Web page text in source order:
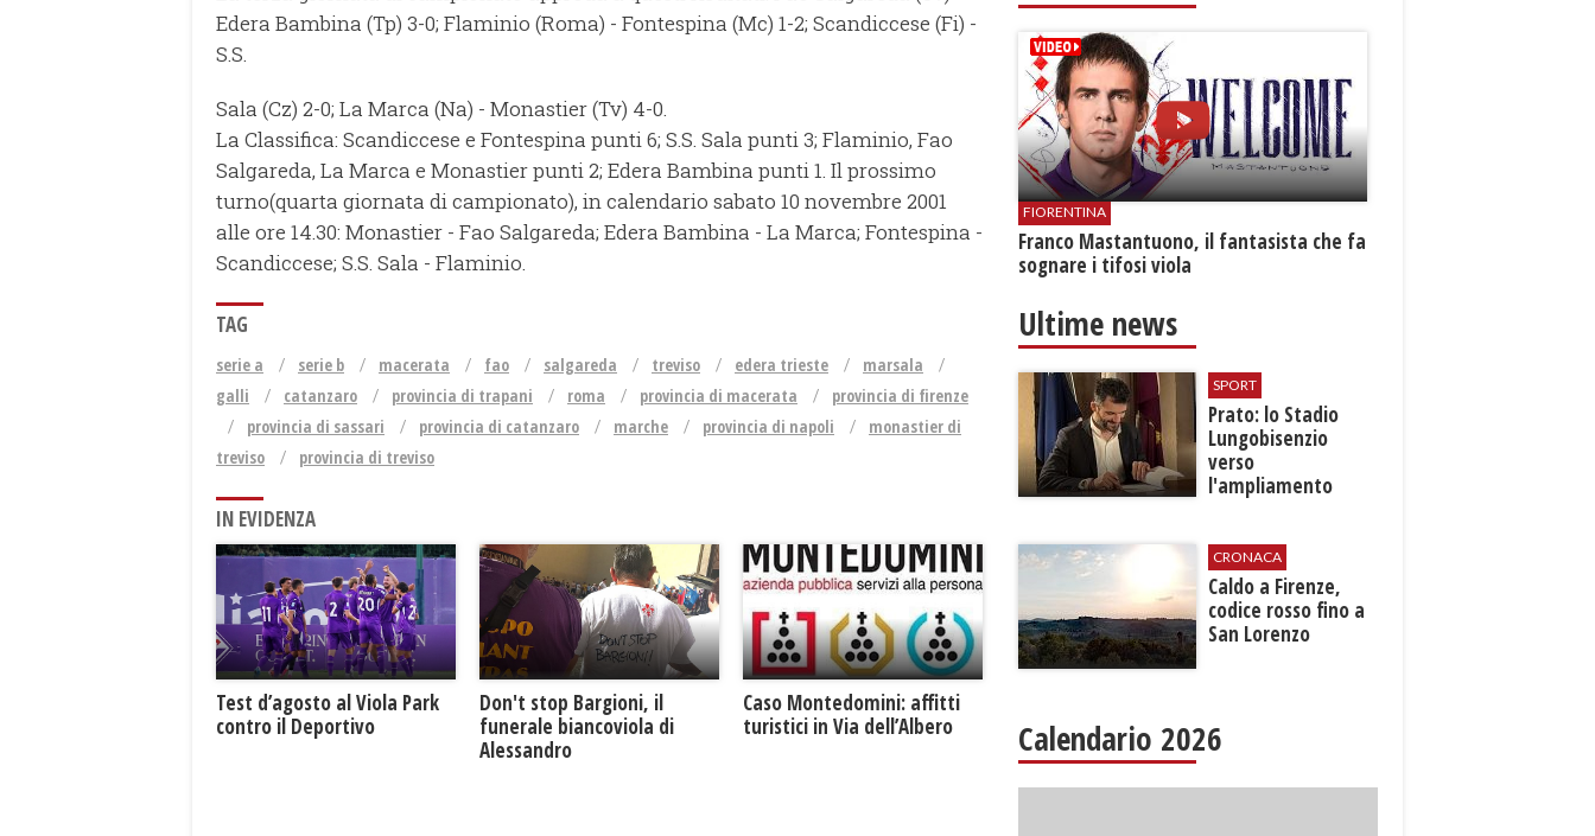
Edera Bambina (Tp) 3-0; Flaminio (Roma) - Fontespina (Mc) 1-2; Scandiccese (Fi) -
S.S.
Sala (Cz) 2-0; La Marca (Na) - Monastier (Tv) 4-0.
La Classifica: Scandiccese e Fontespina punti 6; S.S. Sala punti 3; Flaminio, Fao
Salgareda, La Marca e Monastier punti 2; Edera Bambina punti 1. Il prossimo
turno(quarta giornata di campionato), in calendario sabato 10 novembre 2001
alle ore 14.30: Monastier - Fao Salgareda; Edera Bambina - La Marca; Fontespina -
Scandiccese; S.S. Sala - Flaminio.
TAG
serie a serie b macerata fao salgareda treviso edera trieste
marsala
galli
catanzaro provincia di trapani roma provincia di macerata
provincia di firenze
provincia di sassari
provincia di catanzaro marche provincia di napoli
monastier di
treviso
provincia di treviso
IN EVIDENZA
Test d’agosto al Viola Park
contro il Deportivo
Don't stop Bargioni, il
funerale biancoviola di
Alessandro
Caso Montedomini: affitti
turistici in Via dell’Albero
FIORENTINA
Franco Mastantuono, il fantasista che fa
sognare i tifosi viola
Ultime news
SPORT
Prato: lo Stadio
Lungobisenzio
verso
l'ampliamento
CRONACA
Caldo a Firenze,
codice rosso fino a
San Lorenzo
Calendario 2026